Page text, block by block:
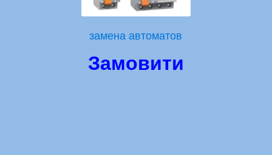
замена автоматов
Замовити